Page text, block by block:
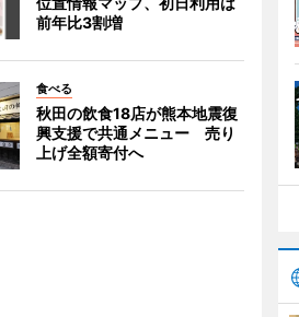
前年比3割増
食べる
秋田の飲食18店が熊本地震復
興支援で共通メニュー 売り
上げ全額寄付へ